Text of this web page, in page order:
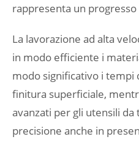
rappresenta un
La lavorazione ad alta
in modo efficiente i
modo significativo i tempi
finitura superficiale,
avanzati per gli utensili
precisione anche in